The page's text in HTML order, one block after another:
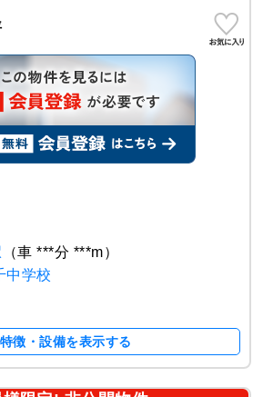
（車 ***分 ***m）
中学校
徴・設備を表示する